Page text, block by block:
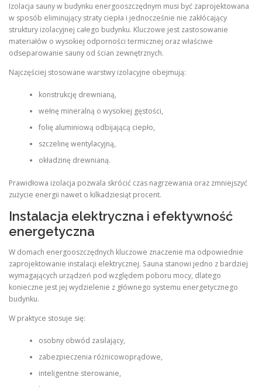
Izolacja sauny w budynku energooszczędnym musi być zaprojektowana
w sposób eliminujący straty ciepła i jednocześnie nie zakłócający
struktury izolacyjnej całego budynku. Kluczowe jest zastosowanie
materiałów o wysokiej odporności termicznej oraz właściwe
odseparowanie sauny od ścian zewnętrznych.
Najczęściej stosowane warstwy izolacyjne obejmują:
konstrukcję drewnianą,
wełnę mineralną o wysokiej gęstości,
folię aluminiową odbijającą ciepło,
szczelinę wentylacyjną,
okładzinę drewnianą.
Prawidłowa izolacja pozwala skrócić czas nagrzewania oraz zmniejszyć
zużycie energii nawet o kilkadziesiąt procent.
Instalacja elektryczna i efektywność
energetyczna
W domach energooszczędnych kluczowe znaczenie ma odpowiednie
zaprojektowanie instalacji elektrycznej. Sauna stanowi jedno z bardziej
wymagających urządzeń pod względem poboru mocy, dlatego
konieczne jest jej wydzielenie z głównego systemu energetycznego
budynku.
W praktyce stosuje się:
osobny obwód zasilający,
zabezpieczenia różnicowoprądowe,
inteligentne sterowanie,